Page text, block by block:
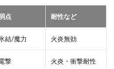
点 耐性など
結/魔力 火炎無効
撃 火炎・衝撃耐性